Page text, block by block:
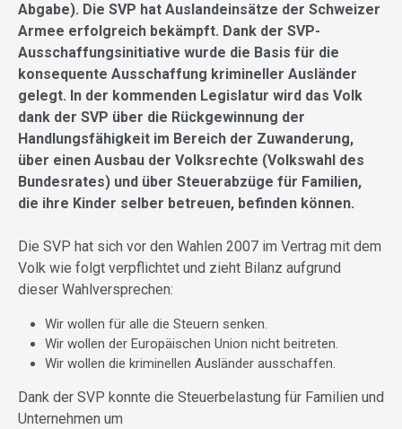
Abgabe). Die SVP hat Auslandeinsätze der Schweizer
Armee erfolgreich bekämpft. Dank der SVP-
Ausschaffungsinitiative wurde die Basis für die
konsequente Ausschaffung krimineller Ausländer
gelegt. In der kommenden Legislatur wird das Volk
dank der SVP über die Rückgewinnung der
Handlungsfähigkeit im Bereich der Zuwanderung,
über einen Ausbau der Volksrechte (Volkswahl des
Bundesrates) und über Steuerabzüge für Familien,
die ihre Kinder selber betreuen, befinden können.
Die SVP hat sich vor den Wahlen 2007 im Vertrag mit dem
Volk wie folgt verpflichtet und zieht Bilanz aufgrund
dieser Wahlversprechen:
Wir wollen für alle die Steuern senken.
Wir wollen der Europäischen Union nicht beitreten.
Wir wollen die kriminellen Ausländer ausschaffen.
Dank der SVP konnte die Steuerbelastung für Familien und
Unternehmen um